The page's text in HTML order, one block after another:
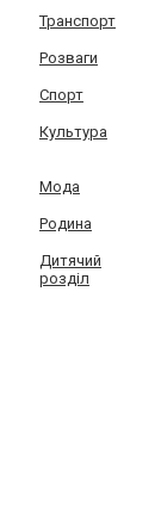
Транспорт
Розваги
Спорт
Культура
Мода
Родина
Дитячий
розділ